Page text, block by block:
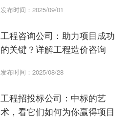
发布时间：2025/09/01
工程咨询公司：助力项目成功
的关键？详解工程造价咨询
发布时间：2025/08/28
工程招投标公司：中标的艺
术，看它们如何为你赢得项目